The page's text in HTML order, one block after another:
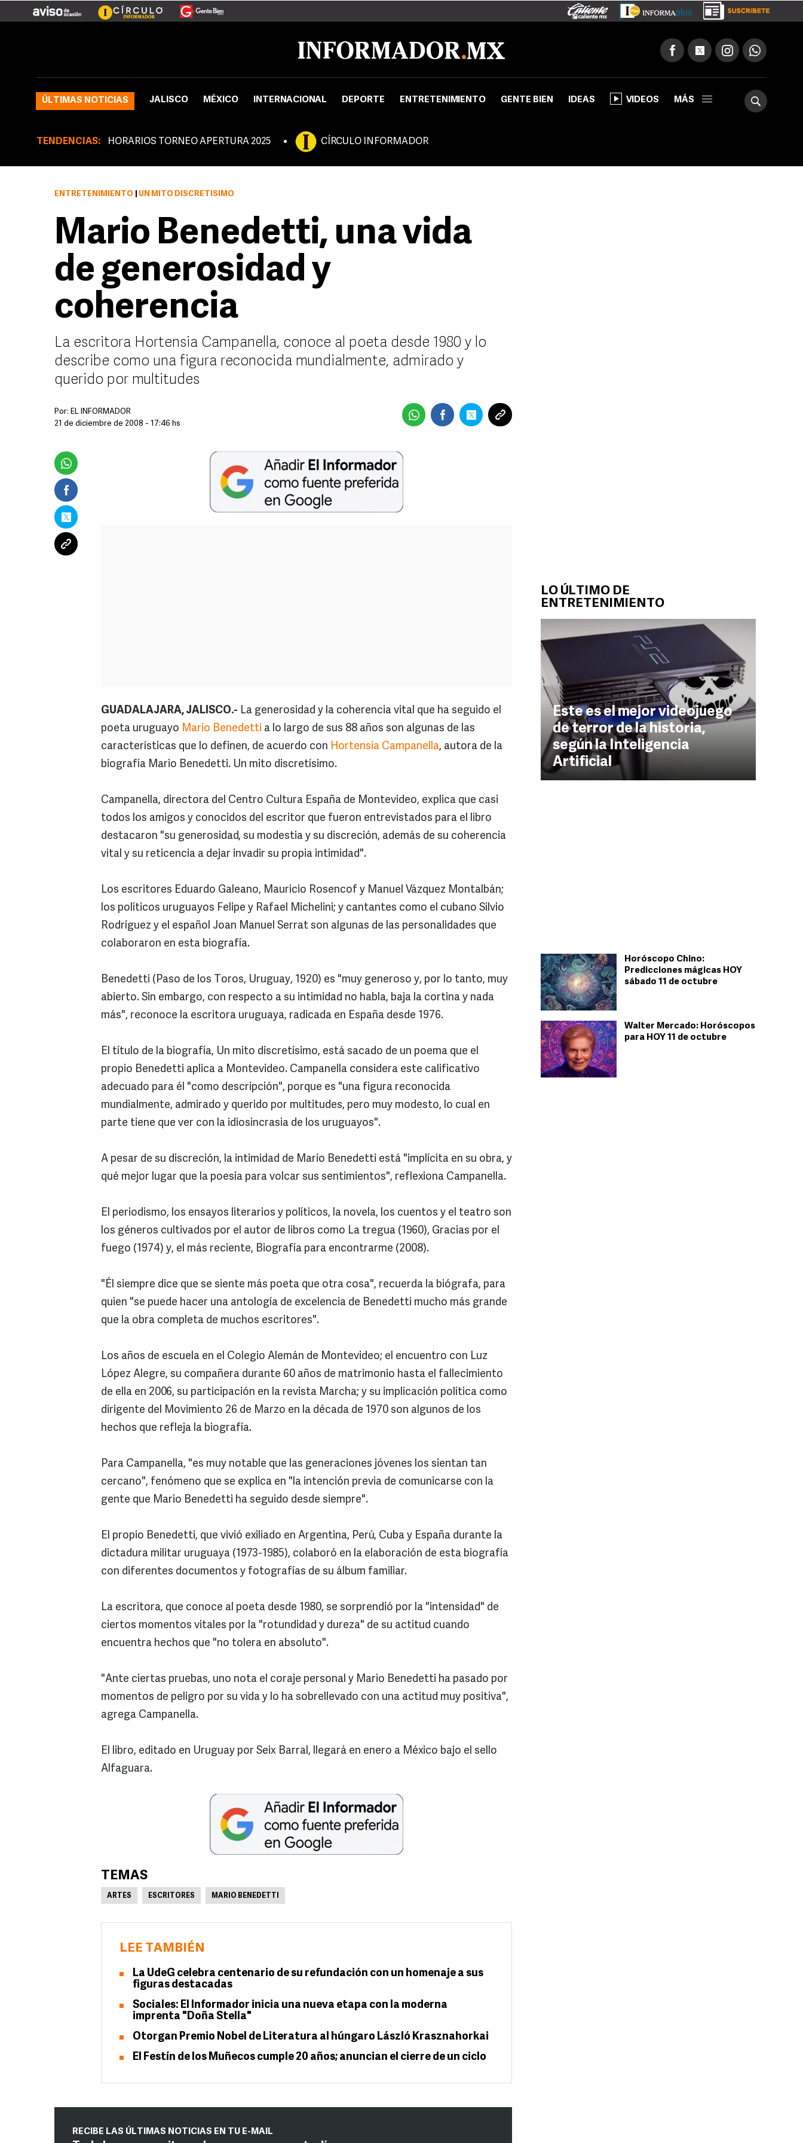
ÚLTIMAS NOTICIAS JALISCO MÉXICO INTERNACIONAL DEPORTE ENTRETENIMIENTO GENTE BIEN IDEAS VIDEOS MÁS
TENDENCIAS: HORARIOS TORNEO APERTURA 2025 CÍRCULO INFORMADOR
LO ÚLTIMO DE
ENTRETENIMIENTO
Este es el mejor videojuego
de terror de la historia,
según la Inteligencia
Artificial
Horóscopo Chino:
Predicciones mágicas HOY
sábado 11 de octubre
Walter Mercado: Horóscopos
para HOY 11 de octubre
ENTRETENIMIENTO UN MITO DISCRETÍSIMO
Mario Benedetti, una vida
de generosidad y
coherencia
La escritora Hortensia Campanella, conoce al poeta desde 1980 y lo
describe como una figura reconocida mundialmente, admirado y
querido por multitudes
Por: EL INFORMADOR
21 de diciembre de 2008 - 17:46 hs
GUADALAJARA, JALISCO.- La generosidad y la coherencia vital que ha seguido el
poeta uruguayo Mario Benedetti a lo largo de sus 88 años son algunas de las
características que lo definen, de acuerdo con Hortensia Campanella, autora de la
biografía Mario Benedetti. Un mito discretísimo.
Campanella, directora del Centro Cultura España de Montevideo, explica que casi
todos los amigos y conocidos del escritor que fueron entrevistados para el libro
destacaron "su generosidad, su modestia y su discreción, además de su coherencia
vital y su reticencia a dejar invadir su propia intimidad".
Los escritores Eduardo Galeano, Mauricio Rosencof y Manuel Vázquez Montalbán;
los políticos uruguayos Felipe y Rafael Michelini; y cantantes como el cubano Silvio
Rodríguez y el español Joan Manuel Serrat son algunas de las personalidades que
colaboraron en esta biografía.
Benedetti (Paso de los Toros, Uruguay, 1920) es "muy generoso y, por lo tanto, muy
abierto. Sin embargo, con respecto a su intimidad no habla, baja la cortina y nada
más", reconoce la escritora uruguaya, radicada en España desde 1976.
El título de la biografía, Un mito discretísimo, está sacado de un poema que el
propio Benedetti aplica a Montevideo. Campanella considera este calificativo
adecuado para él "como descripción", porque es "una figura reconocida
mundialmente, admirado y querido por multitudes, pero muy modesto, lo cual en
parte tiene que ver con la idiosincrasia de los uruguayos".
A pesar de su discreción, la intimidad de Mario Benedetti está "implícita en su obra, y
qué mejor lugar que la poesía para volcar sus sentimientos", reflexiona Campanella.
El periodismo, los ensayos literarios y políticos, la novela, los cuentos y el teatro son
los géneros cultivados por el autor de libros como La tregua (1960), Gracias por el
fuego (1974) y, el más reciente, Biografía para encontrarme (2008).
"Él siempre dice que se siente más poeta que otra cosa", recuerda la biógrafa, para
quien "se puede hacer una antología de excelencia de Benedetti mucho más grande
que la obra completa de muchos escritores".
Los años de escuela en el Colegio Alemán de Montevideo; el encuentro con Luz
López Alegre, su compañera durante 60 años de matrimonio hasta el fallecimiento
de ella en 2006, su participación en la revista Marcha; y su implicación política como
dirigente del Movimiento 26 de Marzo en la década de 1970 son algunos de los
hechos que refleja la biografía.
Para Campanella, "es muy notable que las generaciones jóvenes los sientan tan
cercano", fenómeno que se explica en "la intención previa de comunicarse con la
gente que Mario Benedetti ha seguido desde siempre".
El propio Benedetti, que vivió exiliado en Argentina, Perú, Cuba y España durante la
dictadura militar uruguaya (1973-1985), colaboró en la elaboración de esta biografía
con diferentes documentos y fotografías de su álbum familiar.
La escritora, que conoce al poeta desde 1980, se sorprendió por la "intensidad" de
ciertos momentos vitales por la "rotundidad y dureza" de su actitud cuando
encuentra hechos que "no tolera en absoluto".
"Ante ciertas pruebas, uno nota el coraje personal y Mario Benedetti ha pasado por
momentos de peligro por su vida y lo ha sobrellevado con una actitud muy positiva",
agrega Campanella.
El libro, editado en Uruguay por Seix Barral, llegará en enero a México bajo el sello
Alfaguara.
TEMAS
ARTES ESCRITORES MARIO BENEDETTI
LEE TAMBIÉN
La UdeG celebra centenario de su refundación con un homenaje a sus
figuras destacadas
Sociales: El Informador inicia una nueva etapa con la moderna
imprenta "Doña Stella"
Otorgan Premio Nobel de Literatura al húngaro László Krasznahorkai
El Festín de los Muñecos cumple 20 años; anuncian el cierre de un ciclo
RECIBE LAS ÚLTIMAS NOTICIAS EN TU E-MAIL